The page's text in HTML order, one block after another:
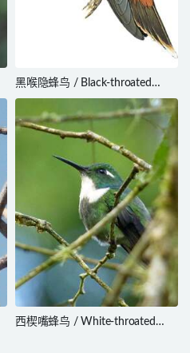
黑喉隐蜂鸟 / Black-throated
Hermit / Phaethornis atrimentalis
西楔嘴蜂鸟 / White-throated